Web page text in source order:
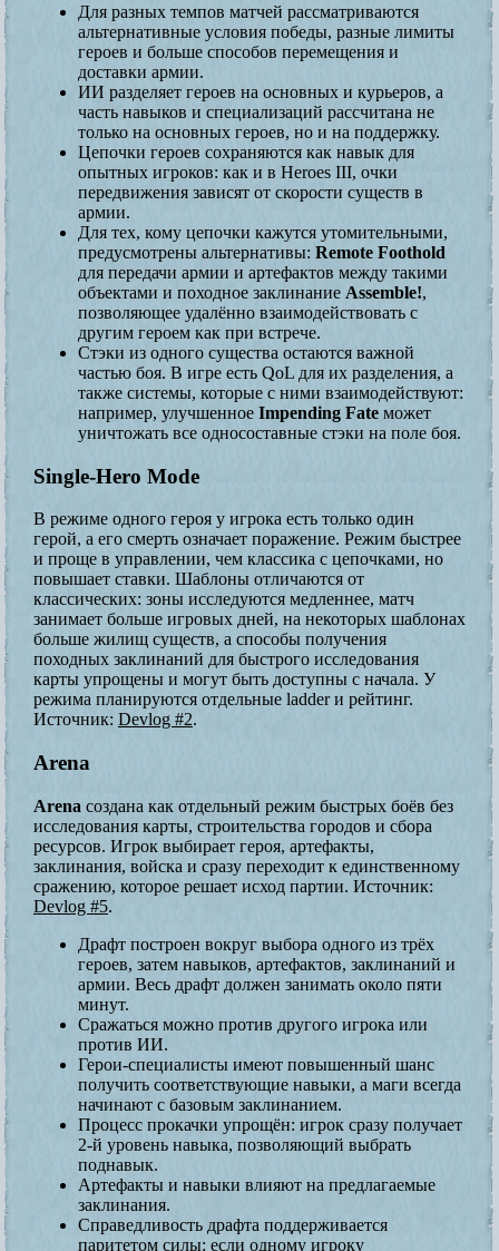
Для разных темпов матчей рассматриваются
альтернативные условия победы, разные лимиты
героев и больше способов перемещения и
доставки армии.
ИИ разделяет героев на основных и курьеров, а
часть навыков и специализаций рассчитана не
только на основных героев, но и на поддержку.
Цепочки героев сохраняются как навык для
опытных игроков: как и в Heroes III, очки
передвижения зависят от скорости существ в
армии.
Для тех, кому цепочки кажутся утомительными,
предусмотрены альтернативы: Remote Foothold
для передачи армии и артефактов между такими
объектами и походное заклинание Assemble!,
позволяющее удалённо взаимодействовать с
другим героем как при встрече.
Стэки из одного существа остаются важной
частью боя. В игре есть QoL для их разделения, а
также системы, которые с ними взаимодействуют:
например, улучшенное Impending Fate может
уничтожать все односоставные стэки на поле боя.
Single-Hero Mode
В режиме одного героя у игрока есть только один
герой, а его смерть означает поражение. Режим быстрее
и проще в управлении, чем классика с цепочками, но
повышает ставки. Шаблоны отличаются от
классических: зоны исследуются медленнее, матч
занимает больше игровых дней, на некоторых шаблонах
больше жилищ существ, а способы получения
походных заклинаний для быстрого исследования
карты упрощены и могут быть доступны с начала. У
режима планируются отдельные ladder и рейтинг.
Источник: Devlog #2.
Arena
Arena создана как отдельный режим быстрых боёв без
исследования карты, строительства городов и сбора
ресурсов. Игрок выбирает героя, артефакты,
заклинания, войска и сразу переходит к единственному
сражению, которое решает исход партии. Источник:
Devlog #5.
Драфт построен вокруг выбора одного из трёх
героев, затем навыков, артефактов, заклинаний и
армии. Весь драфт должен занимать около пяти
минут.
Сражаться можно против другого игрока или
против ИИ.
Герои-специалисты имеют повышенный шанс
получить соответствующие навыки, а маги всегда
начинают с базовым заклинанием.
Процесс прокачки упрощён: игрок сразу получает
2-й уровень навыка, позволяющий выбрать
поднавык.
Артефакты и навыки влияют на предлагаемые
заклинания.
Справедливость драфта поддерживается
паритетом силы: если одному игроку